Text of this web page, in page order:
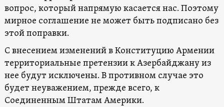
вопрос, который напрямую касается нас. Поэтому
мирное соглашение не может быть подписано без
этой поправки.
С внесением изменений в Конституцию Армении
территориальные претензии к Азербайджану из
нее будут исключены. В противном случае это
будет неуважением, прежде всего, к
Соединенным Штатам Америки.